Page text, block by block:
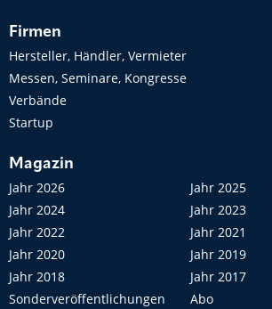
Firmen
Hersteller, Händler, Vermieter
Messen, Seminare, Kongresse
Verbände
Startup
Magazin
Jahr 2026
Jahr 2025
Jahr 2024
Jahr 2023
Jahr 2022
Jahr 2021
Jahr 2020
Jahr 2019
Jahr 2018
Jahr 2017
Sonderveröffentlichungen
Abo